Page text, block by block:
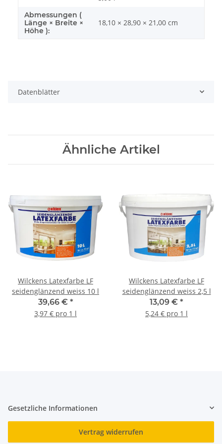
Abmessungen (
Länge × Breite ×
Höhe ):
18,10 × 28,90 × 21,00 cm
Datenblätter
Ähnliche Artikel
Wilckens Latexfarbe LF
seidenglänzend weiss 10 l
39,66 € *
3,97 € pro 1 l
Wilckens Latexfarbe LF
seidenglänzend weiss 2,5 l
13,09 € *
5,24 € pro 1 l
Gesetzliche Informationen
Vertrag widerrufen